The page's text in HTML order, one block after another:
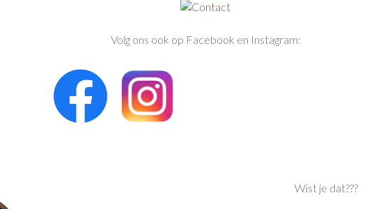
Volg ons ook op Facebook en Instagram:
Wist je dat???